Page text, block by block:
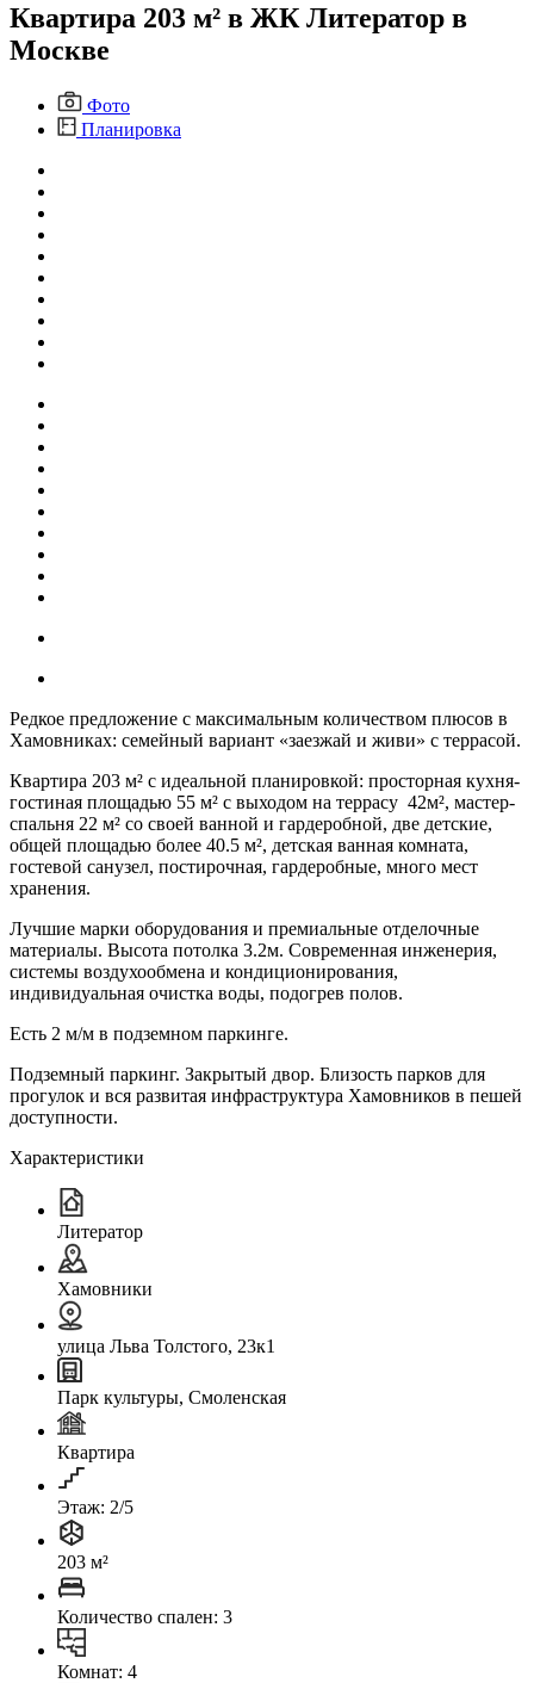
Квартира 203 м² в ЖК Литератор в
Москве
Фото
Планировка
Редкое предложение с максимальным количеством плюсов в
Хамовниках: семейный вариант «заезжай и живи» с террасой.
Квартира 203 м² с идеальной планировкой: просторная кухня-
гостиная площадью 55 м² с выходом на террасу 42м², мастер-
спальня 22 м² со своей ванной и гардеробной, две детские,
общей площадью более 40.5 м², детская ванная комната,
гостевой санузел, постирочная, гардеробные, много мест
хранения.
Лучшие марки оборудования и премиальные отделочные
материалы. Высота потолка 3.2м. Современная инженерия,
системы воздухообмена и кондиционирования,
индивидуальная очистка воды, подогрев полов.
Есть 2 м/м в подземном паркинге.
Подземный паркинг. Закрытый двор. Близость парков для
прогулок и вся развитая инфраструктура Хамовников в пешей
доступности.
Характеристики
Литератор
Хамовники
улица Льва Толстого, 23к1
Парк культуры, Смоленская
Квартира
Этаж: 2/5
203 м²
Количество спален: 3
Комнат: 4